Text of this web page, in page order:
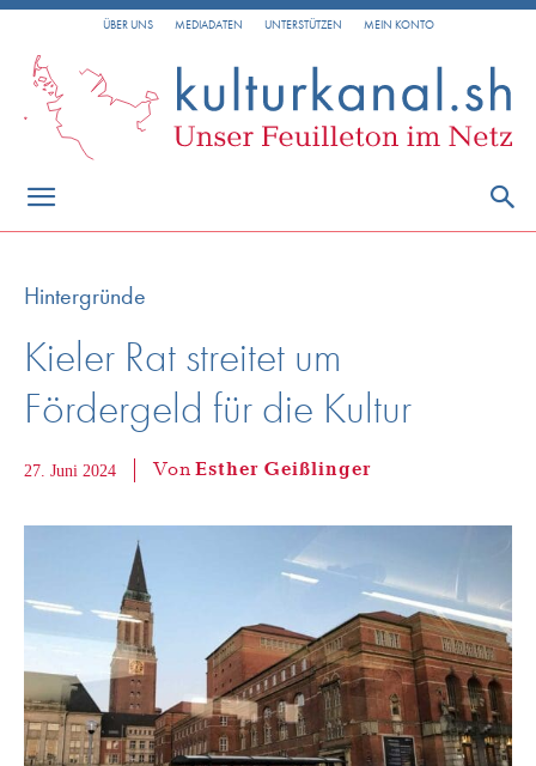
ÜBER UNS MEDIADATEN UNTERSTÜTZEN MEIN KONTO
Hintergründe
Kieler Rat streitet um
Fördergeld für die Kultur
27. Juni 2024 VonEsther Geißlinger